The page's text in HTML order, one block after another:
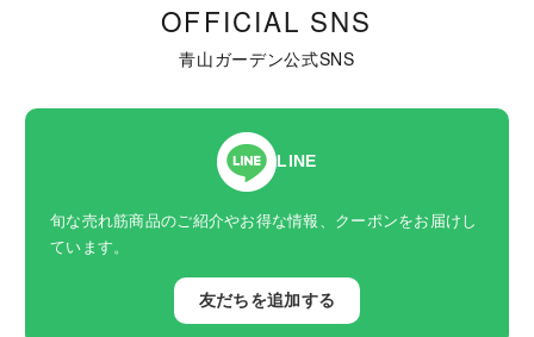
OFFICIAL SNS
青山ガーデン公式SNS
LINE
旬な売れ筋商品のご紹介やお得な情報、クーポンをお届けし
ています。
友だちを追加する